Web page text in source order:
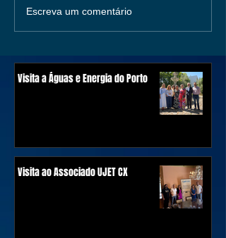
Escreva um comentário
Visita a Águas e Energia do Porto
Visita ao Associado UJET CX